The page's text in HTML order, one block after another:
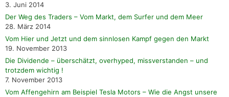
3. Juni 2014
Der Weg des Traders – Vom Markt, dem Surfer und dem Meer
28. März 2014
Vom Hier und Jetzt und dem sinnlosen Kampf gegen den Markt
19. November 2013
Die Dividende – überschätzt, overhyped, missverstanden – und
trotzdem wichtig !
7. November 2013
Vom Affengehirn am Beispiel Tesla Motors – Wie die Angst unsere